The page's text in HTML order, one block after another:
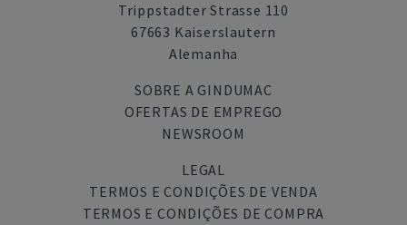
Trippstadter Strasse 110
67663 Kaiserslautern
Alemanha
SOBRE A GINDUMAC
OFERTAS DE EMPREGO
NEWSROOM
LEGAL
TERMOS E CONDIÇÕES DE VENDA
TERMOS E CONDIÇÕES DE COMPRA